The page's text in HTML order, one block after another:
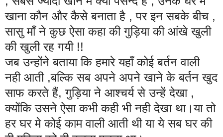
खाना कौन और कैसे बनाता है , पर इन सबके बीच ,
सासु माँ ने कुछ ऐसा कहा की गुड़िया की आंखे खुली
की खुली रह गयी !!
जब उन्होंने बताया कि हमारे यहाँ कोई बर्तन वाली
नही आती ,बल्कि सब अपने अपने खाने के बर्तन खुद
साफ करते हैं, गुड़िया ने आश्चर्य से उन्हें देखा ,
क्योंकि उसने ऐसा कभी कही भी नही देखा था।या तो
हर घर मे कोई काम वाली आती थी या ये सब घर की